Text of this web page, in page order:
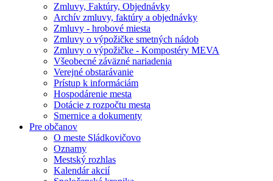
Zmluvy, Faktúry, Objednávky
Archív zmluvy, faktúry a objednávky
Zmluvy - hrobové miesta
Zmluvy o výpožičke smetných nádob
Zmluvy o výpožičke - Kompostéry MEVA
Všeobecné záväzné nariadenia
Verejné obstarávanie
Prístup k informáciám
Hospodárenie mesta
Dotácie z rozpočtu mesta
Smernice a dokumenty
Pre občanov
O meste Sládkovičovo
Oznamy
Mestský rozhlas
Kalendár akcií